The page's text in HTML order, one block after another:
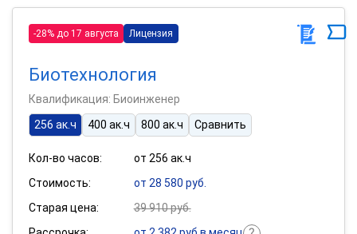
-28% до 17 августа Лицензия
Биотехнология
Квалификация: Биоинженер
256 ак.ч
400 ак.ч 800 ак.ч Сравнить
Кол-во часов:
от 256 ак.ч
Стоимость:
от 28 580 руб.
Старая цена:
39 910 руб.